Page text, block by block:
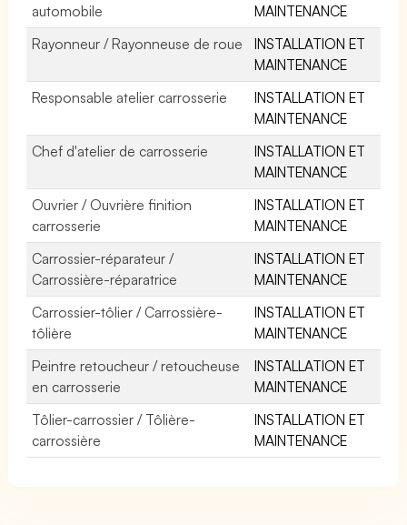
automobile
MAINTENANCE
Rayonneur / Rayonneuse de roue
INSTALLATION ET
MAINTENANCE
Responsable atelier carrosserie
INSTALLATION ET
MAINTENANCE
Chef d'atelier de carrosserie
INSTALLATION ET
MAINTENANCE
Ouvrier / Ouvrière finition
carrosserie
INSTALLATION ET
MAINTENANCE
Carrossier-réparateur /
Carrossière-réparatrice
INSTALLATION ET
MAINTENANCE
Carrossier-tôlier / Carrossière-
tôlière
INSTALLATION ET
MAINTENANCE
Peintre retoucheur / retoucheuse
en carrosserie
INSTALLATION ET
MAINTENANCE
Tôlier-carrossier / Tôlière-
carrossière
INSTALLATION ET
MAINTENANCE